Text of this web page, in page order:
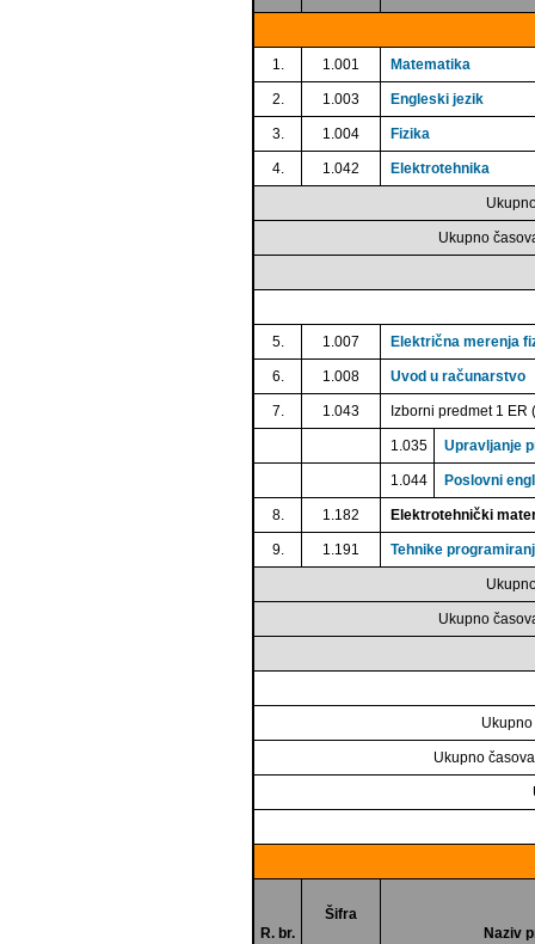
1. 1.001 Matematika
2. 1.003 Engleski jezik
3. 1.004 Fizika
4. 1.042 Elektrotehnika
Ukupno
5. 1.007 Električna merenja
6. 1.008 Uvod u računarstvo
7. 1.043 Izborni predmet 1 ER
1.035 Upravljanje
1.044 Poslovni
8. 1.182 Elektrotehnički
9. 1.191 Tehnike
Ukupno
Ukupno
R. br.
Šifra
Naziv